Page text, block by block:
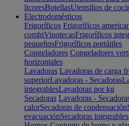
licoresBotellasUtensilios de
Electrodomésticos
Frigoríficos Frigoríficos
combiVinotecasFrigoríficos
pequeñosFrigoríficos portátiles
Congeladores Congeladores
horizontales
Lavadoras Lavadoras de carga
superiorLavadoras - Secadoras
integrablesLavadoras por kg
Secadoras Lavadoras -
calorSecadoras de condensación
evacuaciónSecadoras integrables